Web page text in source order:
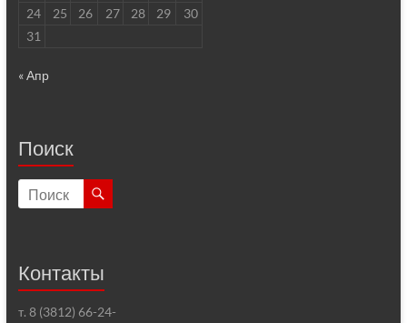
24
25 26 27 28 29
30
31
« Апр
Поиск
Контакты
т. 8 (3812) 66-24-